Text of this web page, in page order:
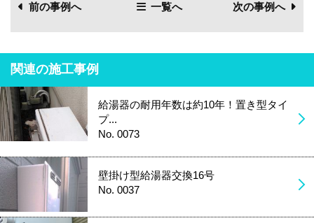
前の事例へ 一覧へ 次の事例へ
関連の施工事例
給湯器の耐用年数は約10年！置き型タイ
プ...
No. 0073
壁掛け型給湯器交換16号
No. 0037